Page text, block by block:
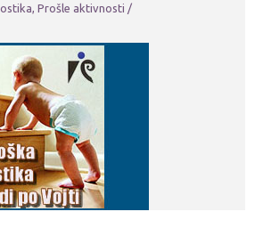
, Prošle aktivnosti /